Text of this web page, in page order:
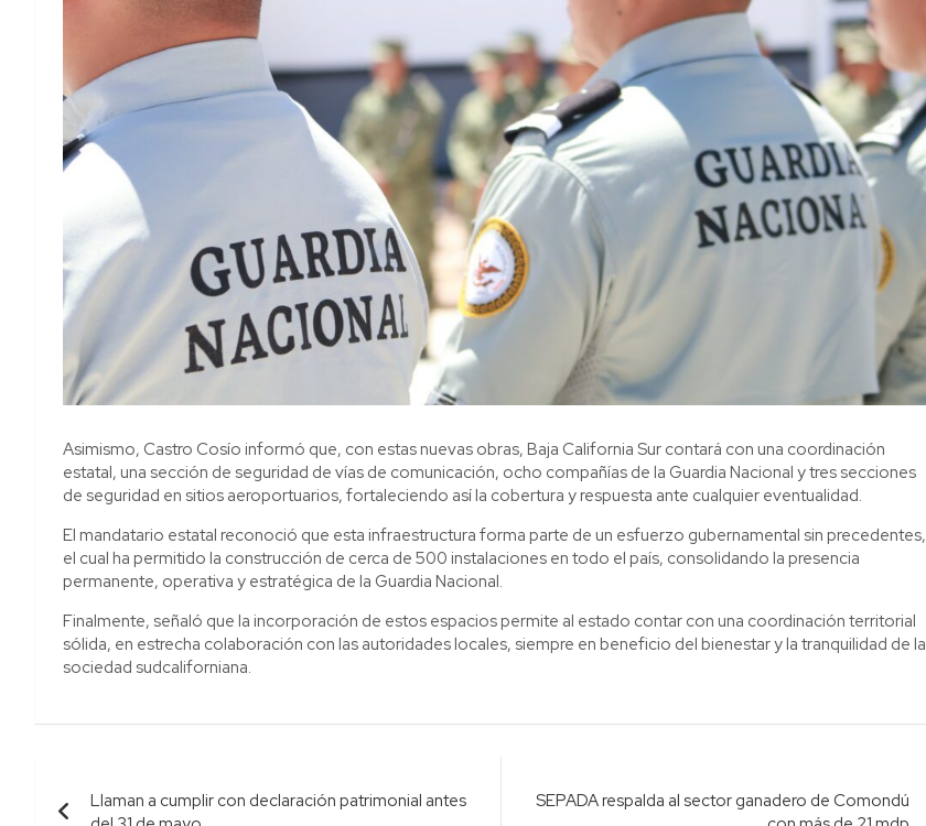
Asimismo, Castro Cosío informó que, con estas nuevas obras, Baja California Sur contará con una coordinación
estatal, una sección de seguridad de vías de comunicación, ocho compañías de la Guardia Nacional y tres secciones
de seguridad en sitios aeroportuarios, fortaleciendo así la cobertura y respuesta ante cualquier eventualidad.
El mandatario estatal reconoció que esta infraestructura forma parte de un esfuerzo gubernamental sin precedentes,
el cual ha permitido la construcción de cerca de 500 instalaciones en todo el país, consolidando la presencia
permanente, operativa y estratégica de la Guardia Nacional.
Finalmente, señaló que la incorporación de estos espacios permite al estado contar con una coordinación territorial
sólida, en estrecha colaboración con las autoridades locales, siempre en beneficio del bienestar y la tranquilidad de la
sociedad sudcaliforniana.
Navegación
Llaman a cumplir con declaración patrimonial antes
SEPADA respalda al sector ganadero de Comondú